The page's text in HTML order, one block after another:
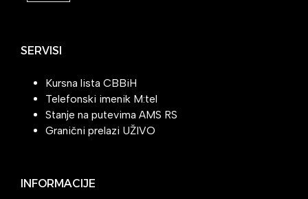
SERVISI
Kursna lista CBBiH
Telefonski imenik M:tel
Stanje na putevima AMS RS
Granični prelazi UŽIVO
INFORMACIJE